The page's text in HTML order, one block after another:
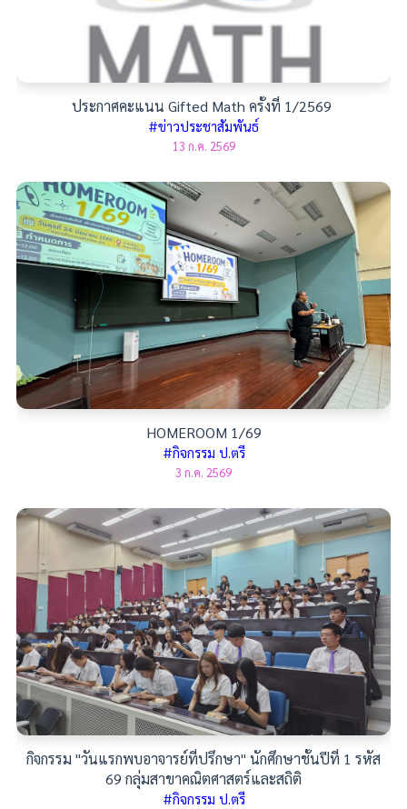
ประกาศคะแนน Gifted Math ครั้งที่ 1/2569
#ข่าวประชาสัมพันธ์
13 ก.ค. 2569
HOMEROOM 1/69
#กิจกรรม ป.ตรี
3 ก.ค. 2569
กิจกรรม "วันแรกพบอาจารย์ที่ปรึกษา" นักศึกษาชั้นปีที่ 1 รหัส
69 กลุ่มสาขาคณิตศาสตร์และสถิติ
#กิจกรรม ป.ตรี